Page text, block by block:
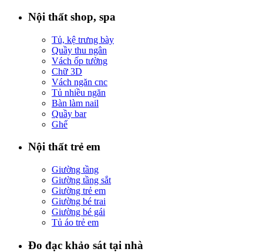
Nội thất shop, spa
Tủ, kệ trưng bày
Quầy thu ngân
Vách ốp tường
Chữ 3D
Vách ngăn cnc
Tủ nhiều ngăn
Bàn làm nail
Quầy bar
Ghế
Nội thất trẻ em
Giường tầng
Giường tầng sắt
Giường trẻ em
Giường bé trai
Giường bé gái
Tủ áo trẻ em
Đo đạc khảo sát tại nhà